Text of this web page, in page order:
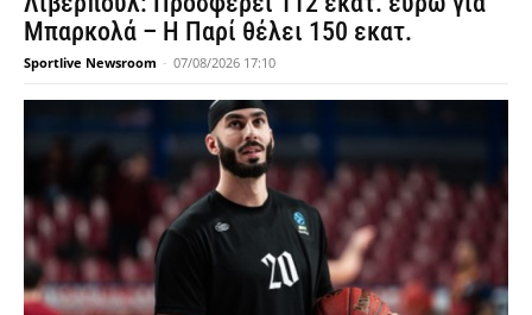
Μπαρκολά – Η Παρί θέλει 150 εκατ.
Sportlive Newsroom - 07/08/2026 17:10